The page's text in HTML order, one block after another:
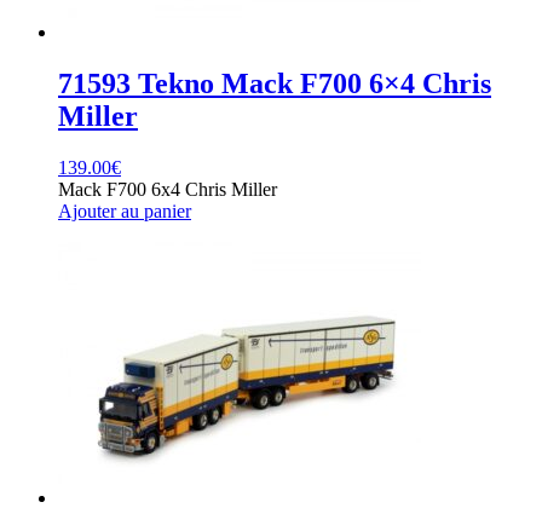
71593 Tekno Mack F700 6×4 Chris
Miller
139.00€
Mack F700 6x4 Chris Miller
Ajouter au panier